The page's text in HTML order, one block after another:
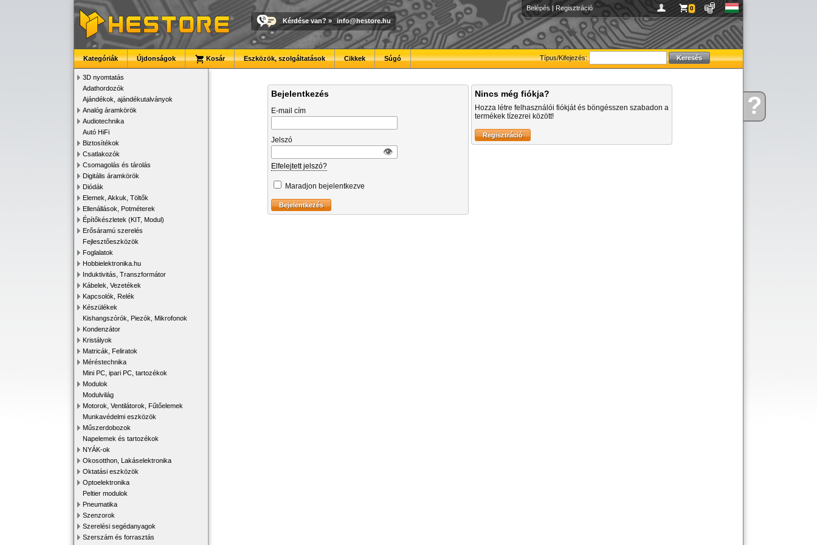
Kérdése?
Belépés | Regisztráció 0
Kérdése van? » info@hestore.hu
Típus/Kifejezés:
Kategóriák Újdonságok Kosár Eszközök, szolgáltatások Cikkek Súgó
3D nyomtatás
Adathordozók
Ajándékok, ajándékutalványok
Analóg áramkörök
Audiotechnika
Autó HiFi
Biztosítékok
Csatlakozók
Csomagolás és tárolás
Digitális áramkörök
Diódák
Elemek, Akkuk, Töltők
Ellenállások, Potméterek
Építőkészletek (KIT, Modul)
Erősáramú szerelés
Fejlesztőeszközök
Foglalatok
Hobbielektronika.hu
Induktivitás, Transzformátor
Kábelek, Vezetékek
Kapcsolók, Relék
Készülékek
Kishangszórók, Piezók, Mikrofonok
Kondenzátor
Kristályok
Matricák, Feliratok
Méréstechnika
Mini PC, ipari PC, tartozékok
Modulok
Modulvilág
Motorok, Ventilátorok, Fűtőelemek
Munkavédelmi eszközök
Műszerdobozok
Napelemek és tartozékok
NYÁK-ok
Okosotthon, Lakáselektronika
Oktatási eszközök
Optoelektronika
Peltier modulok
Pneumatika
Szenzorok
Szerelési segédanyagok
Szerszám és forrasztás
Bejelentkezés
E-mail cím
Jelszó
👁︎
Elfelejtett jelszó?
Maradjon bejelentkezve
Nincs még fiókja?
Hozza létre felhasználói fiókját és böngésszen szabadon a
termékek tízezrei között!